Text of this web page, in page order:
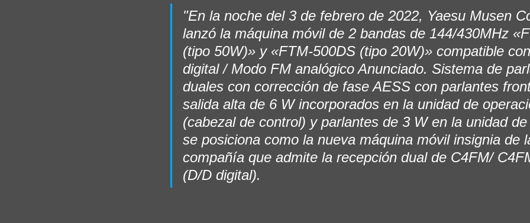
"En la noche del 3 de febrero de 2022, Yaesu Musen
lanzó la máquina móvil de 2 bandas de 144/430MHz
(tipo 50W)» y «FTM-500DS (tipo 20W)» compatible
digital / Modo FM analógico Anunciado. Sistema de
duales con corrección de fase AESS con parlantes
salida alta de 6 W incorporados en la unidad de
(cabezal de control) y parlantes de 3 W en la unidad
se posiciona como la nueva máquina móvil insignia de
compañía que admite la recepción dual de C4FM/
(D/D digital).